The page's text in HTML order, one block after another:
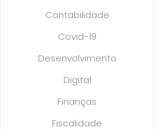
Contabilidade
Covid-19
Desenvolvimento
Digital
Finanças
Fiscalidade